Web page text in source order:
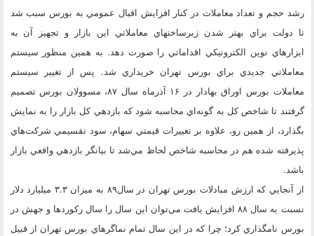
رشد حجم و تعداد معاملات در كنار افزايش اقبال عمومي به بورس سبب شد
تا دولت براي بهتر شدن زيرساختهاي معاملاتي اين بازار و تجهيز آن به
ابزارهاي نوين الكترونيكي اقداماتي را صورت دهد. به همين منظور سيستم
معاملاتي جديدي براي بورس تهران خريداري شد. پس از تغيير سيستم
معاملات بورس اوراق بهادار در ۱۶ آذرماه سال ۸۷، مسوولان بورس تصميم
گرفتند تا شاخص كل به گونه‌اي محاسبه شود كه بازدهي كل بازار را به نمايش
بگذارد، از همين رو، علاوه بر تغييرات قيمتي سهام، سود تقسيمي شركت‌هاي
پذيرفته شده هم در محاسبه شاخص لحاظ مي‌شد تا بيانگر بازدهي واقعي بازار
باشد.
از آنجايي كه ارزش مبادلات بورس تهران در سال۸۹ به ميزان ۳.۳ ميليارد دلار
نسبت به سال ۸۸ افزايش يافت مي‌توان اين سال را سال ركورد‌ها و جهش در
بورس نامگذاري كرد؛ چرا كه در اين سال تمام نماگرهاي بورس تهران از قبيل